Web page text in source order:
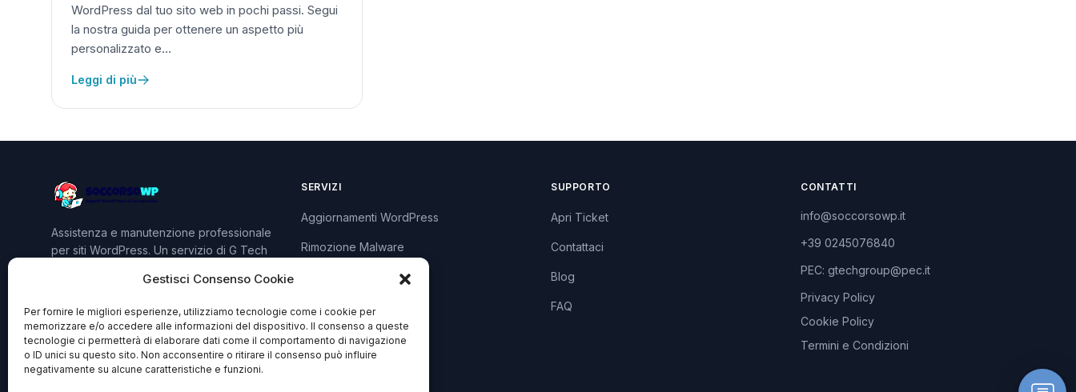
Gestisci Consenso Cookie
Per fornire le migliori esperienze, utilizziamo tecnologie come i cookie per
memorizzare e/o accedere alle informazioni del dispositivo. Il consenso a queste
tecnologie ci permetterà di elaborare dati come il comportamento di navigazione
o ID unici su questo sito. Non acconsentire o ritirare il consenso può influire
negativamente su alcune caratteristiche e funzioni.
WordPress dal tuo sito web in pochi passi. Segui
la nostra guida per ottenere un aspetto più
personalizzato e…
Leggi di più
Assistenza e manutenzione professionale
per siti WordPress. Un servizio di G Tech
SERVIZI
Aggiornamenti WordPress
Rimozione Malware
Piani e Prezzi
SUPPORTO
Apri Ticket
Contattaci
Blog
FAQ
CONTATTI
info@soccorsowp.it
+39 0245076840
PEC: gtechgroup@pec.it
Privacy Policy
Cookie Policy
Termini e Condizioni